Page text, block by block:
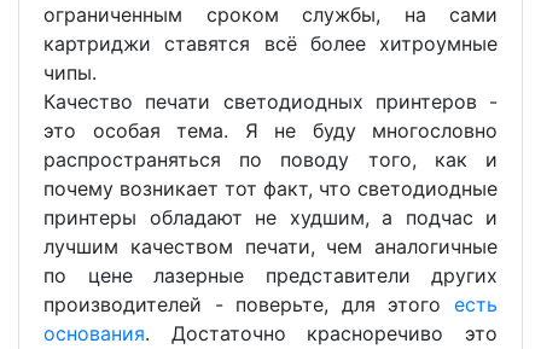
ограниченным сроком службы, на сами
картриджи ставятся всё более хитроумные
чипы.
Качество печати светодиодных принтеров -
это особая тема. Я не буду многословно
распространяться по поводу того, как и
почему возникает тот факт, что светодиодные
принтеры обладают не худшим, а подчас и
лучшим качеством печати, чем аналогичные
по цене лазерные представители других
производителей - поверьте, для этого есть
основания. Достаточно красноречиво это